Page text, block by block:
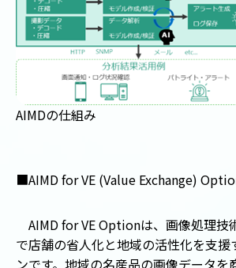
AIMDの仕組み
■AIMD for VE (Value Exchange)
AIMD for VE Optionは、画像処理技
で店舗の省人化と地域の活性化を支援
ンです。地域の名産品の画像データを